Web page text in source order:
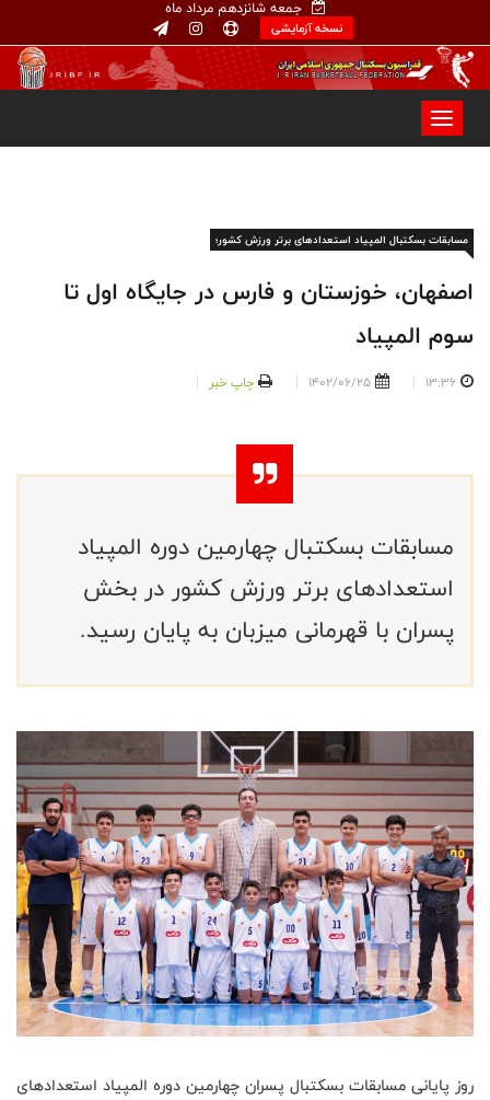
جمعه شانزدهم مرداد ماه
نسخه آزمایشی
مسابقات بسکتبال المپیاد استعدادهای برتر ورزش کشور؛
اصفهان، خوزستان و فارس در جایگاه اول تا
سوم المپیاد
13:36
1402/06/25 چاپ خبر
مسابقات بسکتبال چهارمین دوره المپیاد
استعدادهای برتر ورزش کشور در بخش
پسران با قهرمانی میزبان به پایان رسید.
روز پایانی مسابقات بسکتبال پسران چهارمین دوره المپیاد استعدادهای